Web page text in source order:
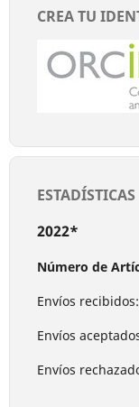
CREA TU
ESTADÍSTICAS
2022*
Número de
Envíos
Envíos
Envíos